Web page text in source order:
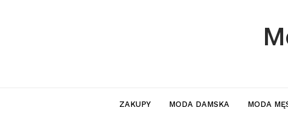
ZAKUPY MODA DAMSKA MODA